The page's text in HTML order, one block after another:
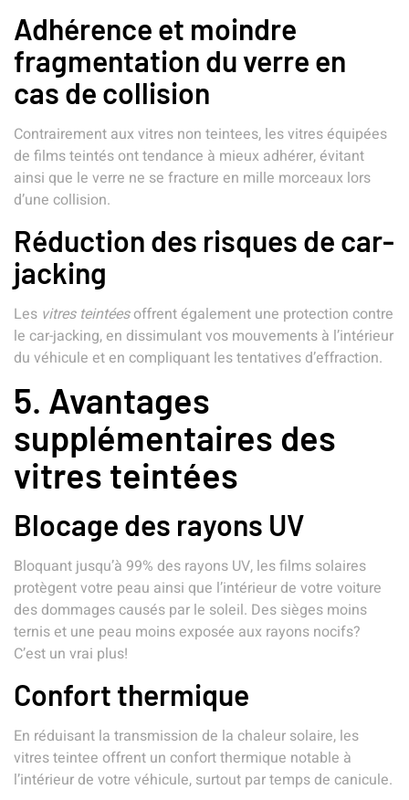
Adhérence et moindre
fragmentation du verre en
cas de collision
Contrairement aux vitres non teintees, les vitres équipées
de films teintés ont tendance à mieux adhérer, évitant
ainsi que le verre ne se fracture en mille morceaux lors
d’une collision.
Réduction des risques de car-
jacking
Les vitres teintéesoffrent également une protection contre
le car-jacking, en dissimulant vos mouvements à l’intérieur
du véhicule et en compliquant les tentatives d’effraction.
5. Avantages
supplémentaires des
vitres teintées
Blocage des rayons UV
Bloquant jusqu’à 99% des rayons UV, les films solaires
protègent votre peau ainsi que l’intérieur de votre voiture
des dommages causés par le soleil. Des sièges moins
ternis et une peau moins exposée aux rayons nocifs?
C’est un vrai plus!
Confort thermique
En réduisant la transmission de la chaleur solaire, les
vitres teintee offrent un confort thermique notable à
l’intérieur de votre véhicule, surtout par temps de canicule.